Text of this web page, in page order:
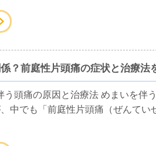
？前庭性片頭痛の症状と治療法
う頭痛の原因と治療法 めまいを伴
中でも「前庭性片頭痛（ぜんて